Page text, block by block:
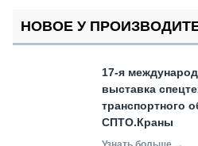
НОВОЕ У
17-я
выставка
транспортного
СПТО.Краны